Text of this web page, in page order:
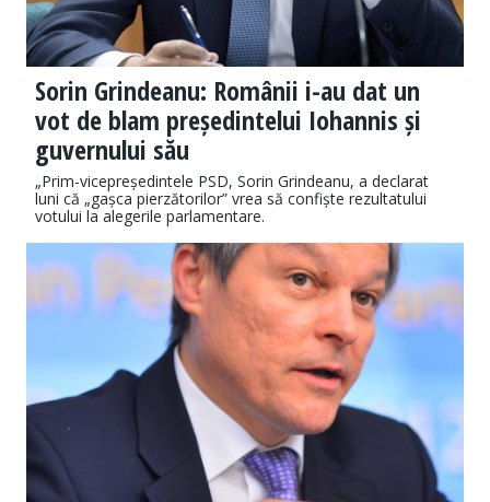
Sorin Grindeanu: Românii i-au dat un
vot de blam președintelui Iohannis și
guvernului său
„Prim-vicepreședintele PSD, Sorin Grindeanu, a declarat
luni că „gașca pierzătorilor” vrea să confiște rezultatului
votului la alegerile parlamentare.